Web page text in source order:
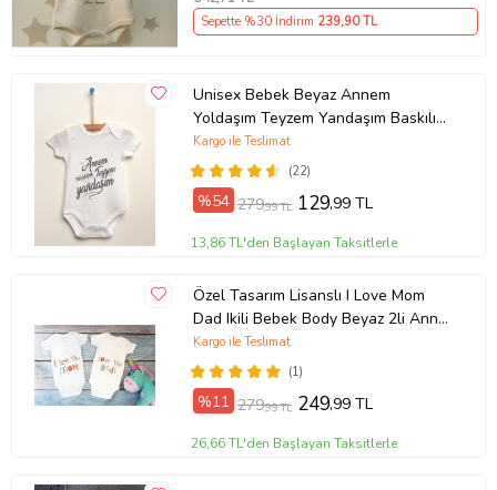
Sepette %30 İndirim 239,90 TL
Unisex Bebek Beyaz Annem
Yoldaşım Teyzem Yandaşım Baskılı
Body Zıbın
(22)
Kargo ile Teslimat
%54 279,99 TL 129,99 TL
13,86 TL'den Başlayan Taksitlerle
Özel Tasarım Lisanslı I Love Mom
Dad Ikili Bebek Body Beyaz 2li Anne
Baba Bebek Badi Zıbın
(1)
Kargo ile Teslimat
%11 279,99 TL 249,99 TL
26,66 TL'den Başlayan Taksitlerle